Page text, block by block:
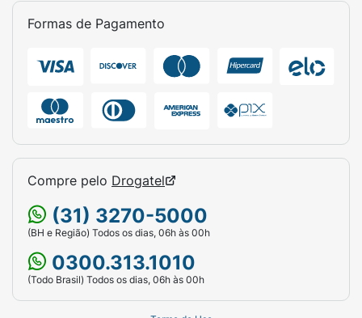
Formas de Pagamento
Compre pelo Drogatel
(31) 3270-5000
(BH e Região) Todos os dias, 06h às 00h
0300.313.1010
(Todo Brasil) Todos os dias, 06h às 00h